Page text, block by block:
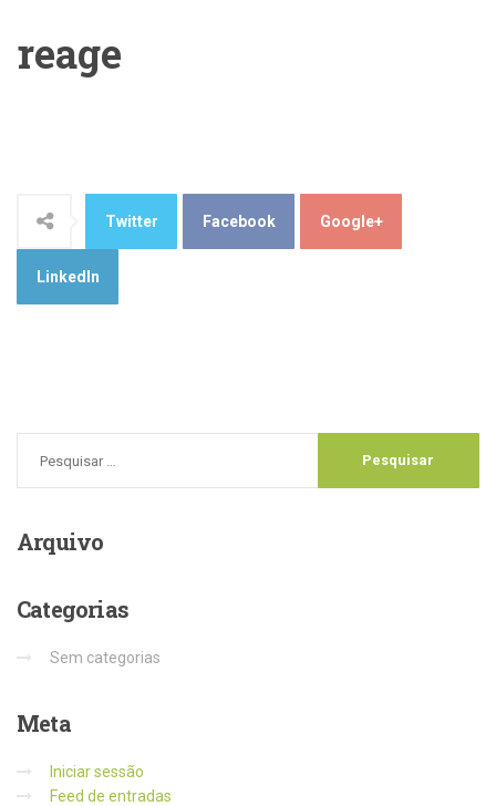
reage
Twitter Facebook Google+
LinkedIn
Arquivo
Categorias
Sem categorias
Meta
Iniciar sessão
Feed de entradas